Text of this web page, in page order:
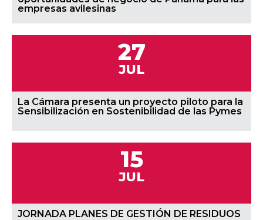
empresas avilesinas
27
JUL
La Cámara presenta un proyecto piloto para la
Sensibilización en Sostenibilidad de las Pymes
15
JUL
JORNADA PLANES DE GESTIÓN DE RESIDUOS